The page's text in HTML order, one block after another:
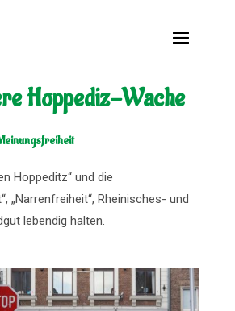
Hoppediz-Wache
Hoppeditz“ und die
„Narrenfreiheit“, Rheinisches- und
lebendig halten.